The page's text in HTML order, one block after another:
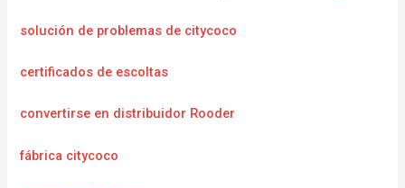
solución de problemas de citycoco
certificados de escoltas
convertirse en distribuidor Rooder
fábrica citycoco